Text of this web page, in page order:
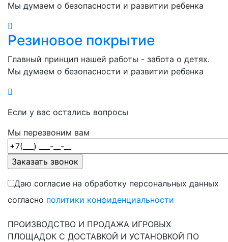
Мы думаем о безопасности и развитии ребенка
Резиновое покрытие
Главный принцип нашей работы - забота о детях.
Мы думаем о безопасности и развитии ребенка
Если у вас остались вопросы
Мы перезвоним вам
Даю согласие на обработку персональных данных
согласно политики конфиденциальности
ПРОИЗВОДСТВО И ПРОДАЖА ИГРОВЫХ
ПЛОЩАДОК С ДОСТАВКОЙ И УСТАНОВКОЙ ПО